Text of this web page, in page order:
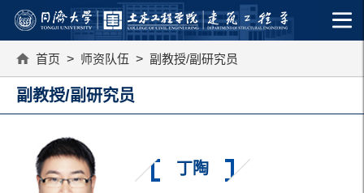
首页 > 师资队伍 > 副教授/副研究员
副教授/副研究员
丁陶